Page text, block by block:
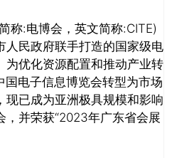
称:电博会，英文简称:CITE)
人民政府联手打造的国家级电
为优化资源配置和推动产业转
电子信息博览会转型为市场
现已成为亚洲极具规模和影响
，并荣获“2023年广东省会展